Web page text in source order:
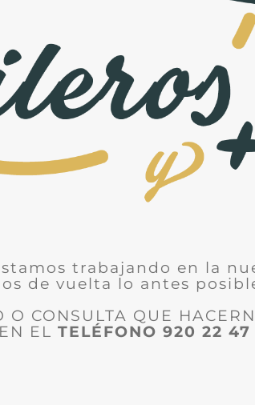
trabajando en la
de vuelta lo antes
CONSULTA QUE
EL TELÉFONO 920 22 47